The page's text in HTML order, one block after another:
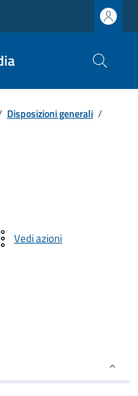
Disposizioni generali /
Vedi azioni